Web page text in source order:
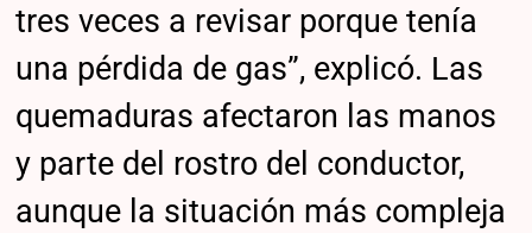
tres veces a revisar porque tenía
una pérdida de gas”, explicó. Las
quemaduras afectaron las manos
y parte del rostro del conductor,
aunque la situación más compleja